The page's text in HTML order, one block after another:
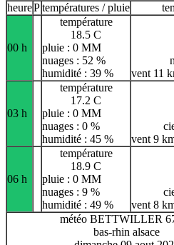
heurePtempératures / pluie
00 h
température
18.5 C
pluie : 0 MM
nuages : 52 %
humidité : 39 %
vent 11
03 h
température
17.2 C
pluie : 0 MM
nuages : 0 %
humidité : 45 %
vent 9
06 h
température
18.9 C
pluie : 0 MM
nuages : 9 %
humidité : 49 %
vent 8
météo BETTWILLER
bas-rhin alsace